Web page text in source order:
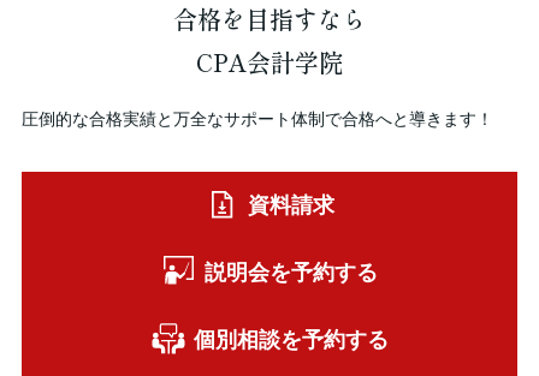
合格を 目指すなら
CPA会計学院
圧倒的な合格実績と万全なサポート体制で合格へと導きます！
資料請求
説明会を予約する
個別相談を予約する